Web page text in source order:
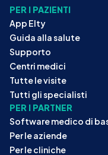
PER I PAZIENTI
App Elty
Guida alla salute
Supporto
Centri medici
Tutte le visite
Tutti gli specialisti
PER I PARTNER
Software medico di
Per le aziende
Per le cliniche